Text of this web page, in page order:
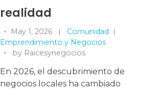
realidad
May 1, 2026
Comunidad
Emprendimiento y Negocios
by Raicesynegocios
En 2026, el descubrimiento de
negocios locales ha cambiado